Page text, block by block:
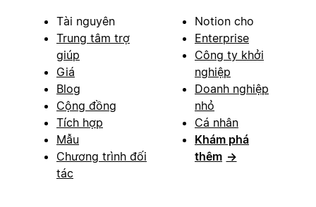
Tài nguyên
Trung tâm trợ
giúp
Giá
Blog
Cộng đồng
Tích hợp
Mẫu
Chương trình đối
tác
Notion cho
Enterprise
Công ty khởi
nghiệp
Doanh nghiệp
nhỏ
Cá nhân
Khám phá
thêm →